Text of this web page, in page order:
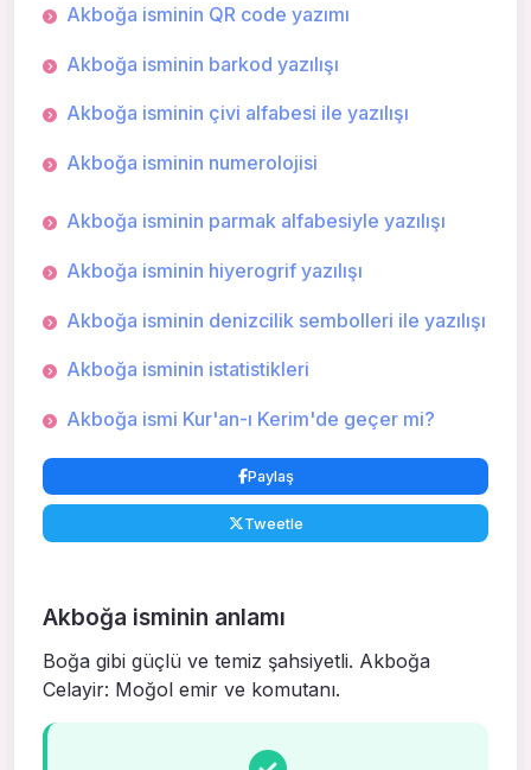
Akboğa isminin QR code yazımı
Akboğa isminin barkod yazılışı
Akboğa isminin çivi alfabesi ile yazılışı
Akboğa isminin numerolojisi
Akboğa isminin parmak alfabesiyle yazılışı
Akboğa isminin hiyerogrif yazılışı
Akboğa isminin denizcilik sembolleri ile yazılışı
Akboğa isminin istatistikleri
Akboğa ismi Kur'an-ı Kerim'de geçer mi?
Paylaş
Tweetle
Akboğa isminin anlamı
Boğa gibi güçlü ve temiz şahsiyetli. Akboğa
Celayir: Moğol emir ve komutanı.